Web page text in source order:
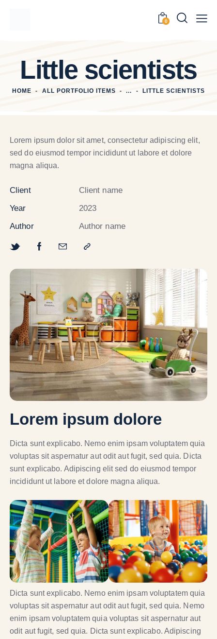
0
Little scientists
HOME ALL PORTFOLIO ITEMS ... LITTLE SCIENTISTS
Lorem ipsum dolore
Dicta sunt explicabo. Nemo enim ipsam voluptatem quia
voluptas sit aspernatur aut odit aut fugit, sed quia. Dicta
sunt explicabo. Adipiscing elit sed do eiusmod tempor
incididunt ut labore et dolore magna aliqua.
Dicta sunt explicabo. Nemo enim ipsam voluptatem quia
voluptas sit aspernatur aut odit aut fugit, sed quia. Nemo
enim ipsam voluptatem quia voluptas sit aspernatur aut
odit aut fugit, sed quia. Dicta sunt explicabo. Adipiscing
Lorem ipsum dolor sit amet, consectetur adipiscing elit,
sed do eiusmod tempor incididunt ut labore et dolore
magna aliqua.
Client
Client name
Year
2023
Author
Author name